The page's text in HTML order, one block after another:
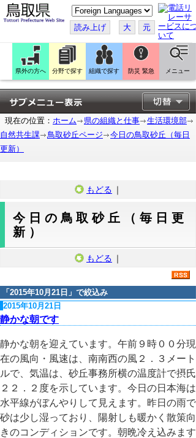
こ
の
ペ
ー
ジ
翻
訳
す
る
読み上げ 大 元
県外の方へ 分野で探す 組織で探す 防災 緊急 メニュー
現在の位置： ホーム 県の組織と仕事
生活環境部
自然共生課
鳥取砂丘ページ
今日の鳥取砂丘（毎日
更新）
もどる ｜
今日の鳥取砂丘（毎日更
新）
もどる ｜
「 2015年10月21日 」で絞込み
2015年10月21日
静かな朝です
静かな朝を迎えています。午前９時００分現
在の風向・風速は、南南西の風２．３メート
ルで、気温は、砂丘事務所横の温度計で摂氏
２２．２度を示しています。今日の日本海は
水平線がぼんやりして見えます。昨日の雨で
砂は少し湿っており、陽射しも暖かく散策向
きのコンディションです。朝晩冷え込みます